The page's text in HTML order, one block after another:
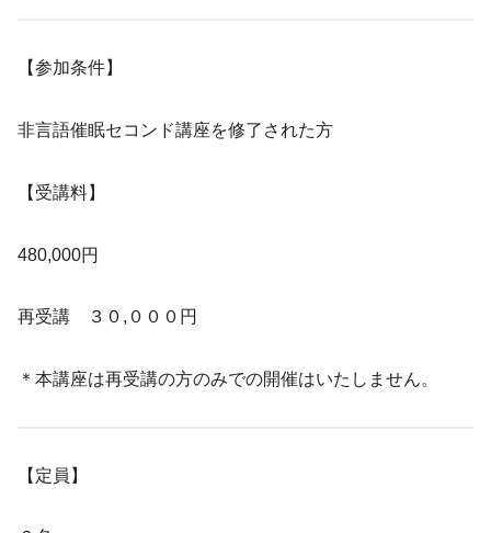
【参加条件】
非言語催眠セコンド講座を修了された方
【受講料】
480,000円
再受講 ３０,０００円
＊本講座は再受講の方のみでの開催はいたしません。
【定員】